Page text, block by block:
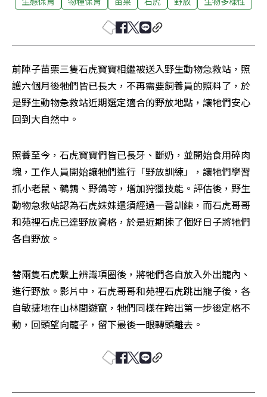
前陣子苗栗三隻石虎寶寶相繼被送入野生動物急救站，照
護六個月後牠們皆已長大，不再需要飼養員的照料了，於
是野生動物急救站近期選定適合的野放地點，讓牠們安心
回到大自然中。
照養至今，石虎寶寶們皆已長牙、斷奶，並開始食用碎肉
塊，工作人員開始讓牠們進行「野放訓練」，讓牠們學習
抓小老鼠、鵪鶉、野鴿等，增加狩獵技能。評估後，野生
動物急救站認為石虎妹妹還須經過一番訓練，而石虎哥哥
和苑裡石虎已達野放資格，於是近期揀了個好日子將牠們
各自野放。
替兩隻石虎繫上辨識項圈後，將牠們各自放入外出籠內、
進行野放。影片中，石虎哥哥和苑裡石虎跳出籠子後，各
自敏捷地在山林間遊竄，牠們同樣在跨出第一步後定格不
動，回頭望向籠子，留下最後一眼轉頭離去。